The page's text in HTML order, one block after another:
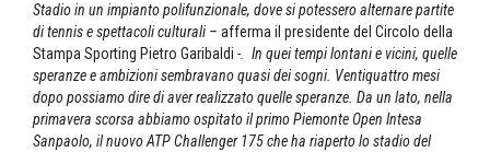
Stadio in un impianto polifunzionale, dove si potessero alternare partite
di tennis e spettacoli culturali – afferma il presidente del Circolo della
Stampa Sporting Pietro Garibaldi -. In quei tempi lontani e vicini, quelle
speranze e ambizioni sembravano quasi dei sogni. Ventiquattro mesi
dopo possiamo dire di aver realizzato quelle speranze. Da un lato, nella
primavera scorsa abbiamo ospitato il primo Piemonte Open Intesa
Sanpaolo, il nuovo ATP Challenger 175 che ha riaperto lo stadio del